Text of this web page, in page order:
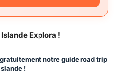
Explora !
notre guide road trip
!